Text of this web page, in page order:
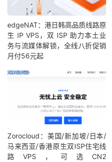
edgeNAT：港日韩高品质线路原
生 IP VPS，双 ISP 助力本土业
务与流媒体解锁，全线八折促销
月付56元起
Zorocloud：美国/新加坡/日本/
马来西亚/香港原生双ISP住宅线
路VPS，可选CN2